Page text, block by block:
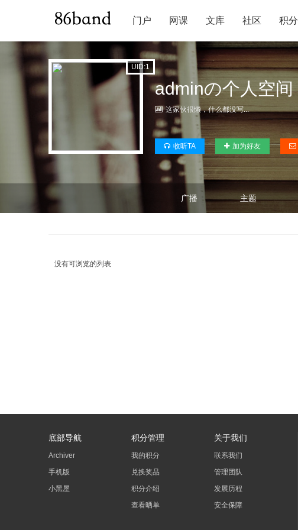
门户 网课 文库 社区 积分
UID:1
adminの个人空间
这家伙很懒，什么都没写...
收听TA 加为好友
广播 主题
没有可浏览的列表
底部导航
Archiver
手机版
小黑屋
积分管理
我的积分
兑换奖品
积分介绍
查看晒单
关于我们
联系我们
管理团队
发展历程
安全保障